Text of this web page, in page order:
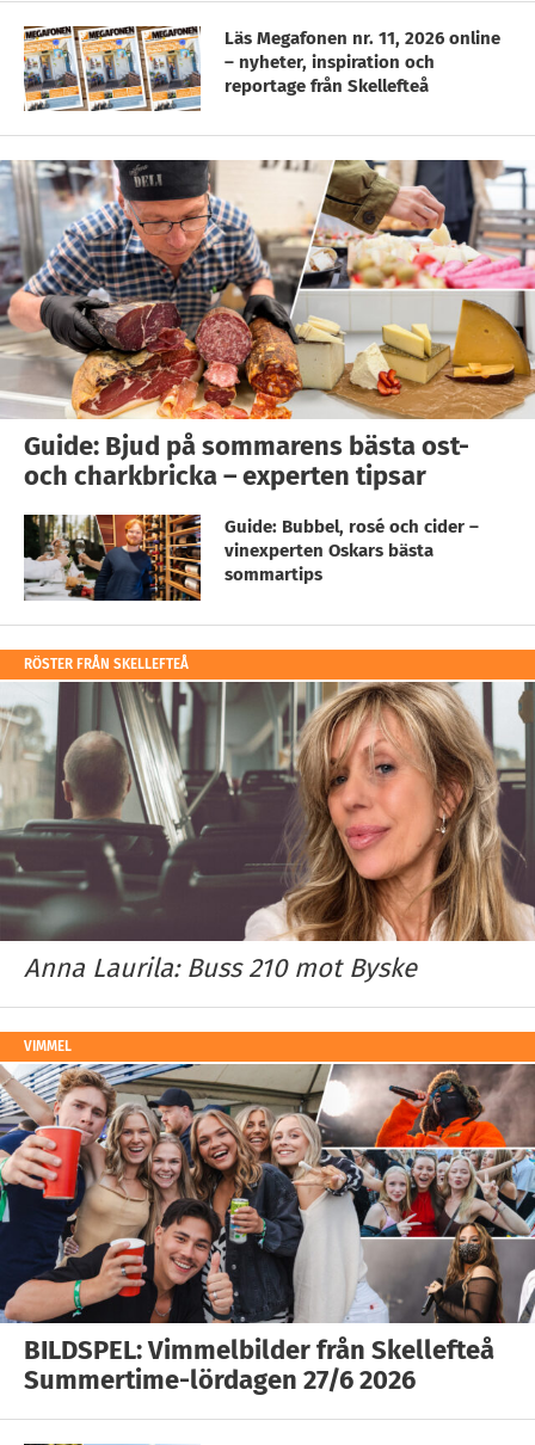
Läs Megafonen nr. 11, 2026 online
– nyheter, inspiration och
reportage från Skellefteå
Guide: Bjud på sommarens bästa ost-
och charkbricka – experten tipsar
Guide: Bubbel, rosé och cider –
vinexperten Oskars bästa
sommartips
RÖSTER FRÅN SKELLEFTEÅ
Anna Laurila: Buss 210 mot Byske
VIMMEL
BILDSPEL: Vimmelbilder från Skellefteå
Summertime-lördagen 27/6 2026